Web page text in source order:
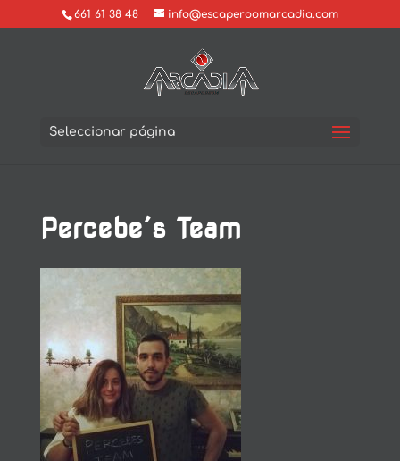
661 61 38 48 info@escaperoomarcadia.com
Seleccionar página
Percebe´s Team